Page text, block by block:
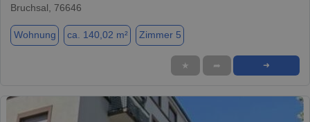
Bruchsal, 76646
Wohnung ca. 140,02 m² Zimmer 5
★ ➦ ➜